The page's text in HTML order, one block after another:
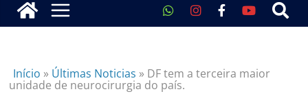
Início » Últimas Noticias » DF tem a terceira maior
unidade de neurocirurgia do país.